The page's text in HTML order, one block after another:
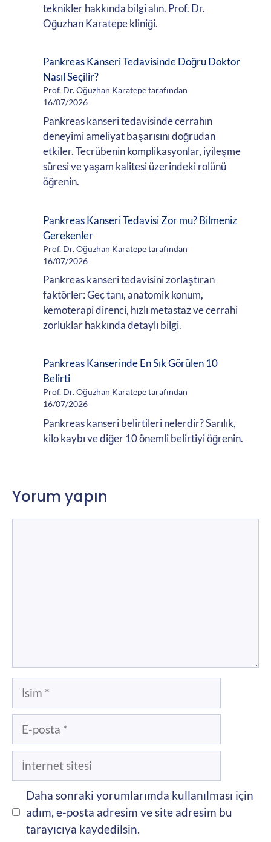
teknikler hakkında bilgi alın. Prof. Dr.
Oğuzhan Karatepe kliniği.
Pankreas Kanseri Tedavisinde Doğru Doktor
Nasıl Seçilir?
Prof. Dr. Oğuzhan Karatepe tarafından
16/07/2026
Pankreas kanseri tedavisinde cerrahın
deneyimi ameliyat başarısını doğrudan
etkiler. Tecrübenin komplikasyonlar, iyileşme
süresi ve yaşam kalitesi üzerindeki rolünü
öğrenin.
Pankreas Kanseri Tedavisi Zor mu? Bilmeniz
Gerekenler
Prof. Dr. Oğuzhan Karatepe tarafından
16/07/2026
Pankreas kanseri tedavisini zorlaştıran
faktörler: Geç tanı, anatomik konum,
kemoterapi direnci, hızlı metastaz ve cerrahi
zorluklar hakkında detaylı bilgi.
Pankreas Kanserinde En Sık Görülen 10
Belirti
Prof. Dr. Oğuzhan Karatepe tarafından
16/07/2026
Pankreas kanseri belirtileri nelerdir? Sarılık,
kilo kaybı ve diğer 10 önemli belirtiyi öğrenin.
Yorum yapın
İsim
posta
İnternet
sitesi
Daha sonraki yorumlarımda kullanılması için
adım, e-posta adresim ve site adresim bu
tarayıcıya kaydedilsin.